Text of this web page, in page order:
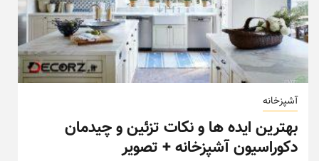
آشپزخانه
بهترین ایده ها و نکات تزئین و چیدمان
دکوراسیون آشپزخانه + تصویر